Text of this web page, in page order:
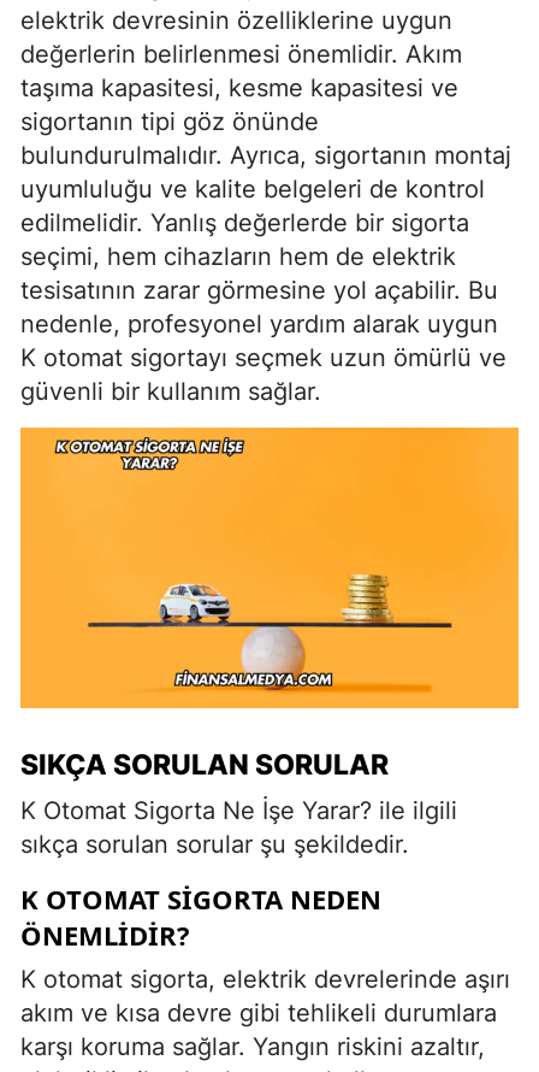
elektrik devresinin özelliklerine uygun
değerlerin belirlenmesi önemlidir. Akım
taşıma kapasitesi, kesme kapasitesi ve
sigortanın tipi göz önünde
bulundurulmalıdır. Ayrıca, sigortanın montaj
uyumluluğu ve kalite belgeleri de kontrol
edilmelidir. Yanlış değerlerde bir sigorta
seçimi, hem cihazların hem de elektrik
tesisatının zarar görmesine yol açabilir. Bu
nedenle, profesyonel yardım alarak uygun
K otomat sigortayı seçmek uzun ömürlü ve
güvenli bir kullanım sağlar.
SIKÇA SORULAN SORULAR
K Otomat Sigorta Ne İşe Yarar? ile ilgili
sıkça sorulan sorular şu şekildedir.
K OTOMAT SIGORTA NEDEN
ÖNEMLIDIR?
K otomat sigorta, elektrik devrelerinde aşırı
akım ve kısa devre gibi tehlikeli durumlara
karşı koruma sağlar. Yangın riskini azaltır,